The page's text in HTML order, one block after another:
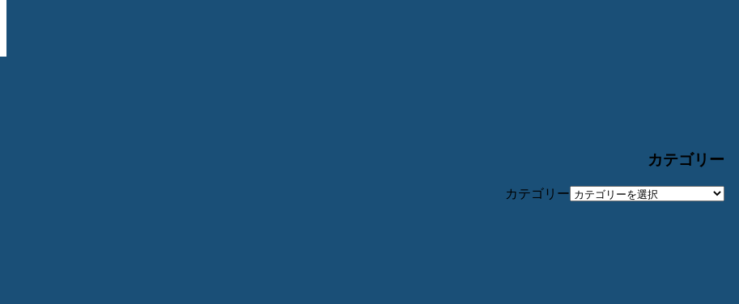
カテゴリー
カテゴリー